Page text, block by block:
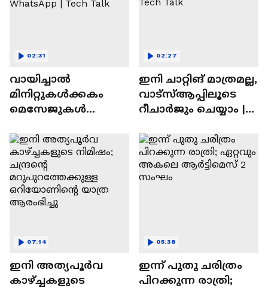
വായിച്ചാൽ
മിനിറ്റുകൾക്കകം
മെസേജുകള്‍
WhatsApp | Tech Talk
02:31
ഇനി ചാറ്റിങ് മാത്രമല്ല,
വാട്‌സ്‌ആപ്പിലൂടെ
റീചാർജും ചെയ്യാം |
Tech Talk
02:27
ഇനി അത്യപൂര്‍വ
കാഴ്ച്ചകളുടെ
07:14
ഇന്ന് പുതു ചരിത്രം
പിറക്കുന്ന രാത്രി;
05:38